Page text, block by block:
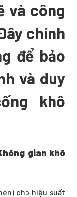
và công
chính
để bảo
và duy
khô
gian khô
cho hiệu suất